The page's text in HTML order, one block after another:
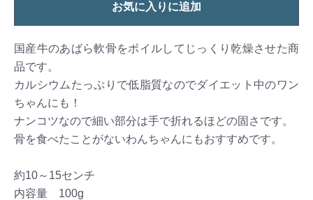
お気に入りに追加
国産牛のあばら軟骨をボイルしてじっくり乾燥させた商
品です。
カルシウムたっぷりで低脂質なのでダイエット中のワン
ちゃんにも！
ナンコツなので細い部分は手で折れるほどの固さです。
骨を食べたことがないわんちゃんにもおすすめです。
約10～15センチ
内容量 100g